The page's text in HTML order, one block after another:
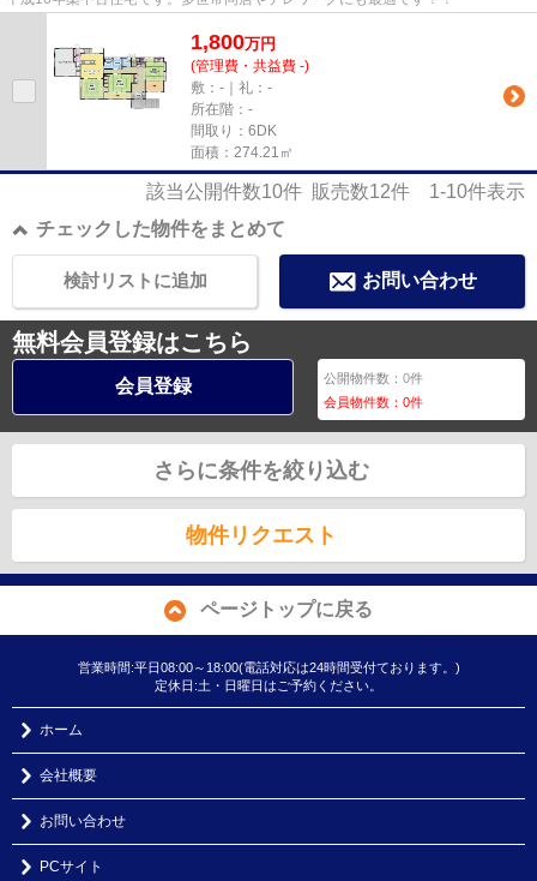
1,800万円
(管理費・共益費 -)
敷：-｜礼：-
所在階：-
間取り：6DK
面積：274.21㎡
該当公開件数10件 販売数12件 1-10件表示
チェックした物件をまとめて
お問い合わせ
検討リストに追加
無料会員登録はこちら
会員登録 公開物件数：0件
会員物件数：0件
さらに条件を絞り込む
物件リクエスト
ページトップに戻る
営業時間:平日08:00～18:00(電話対応は24時間受付ております。)
定休日:土・日曜日はご予約ください。
ホーム
会社概要
お問い合わせ
PCサイト